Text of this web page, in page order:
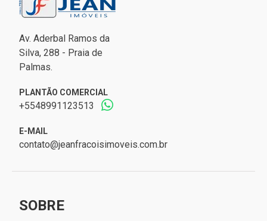
Av. Aderbal Ramos da
Silva, 288 - Praia de
Palmas.
PLANTÃO COMERCIAL
+5548991123513
E-MAIL
contato@jeanfracoisimoveis.com.br
SOBRE